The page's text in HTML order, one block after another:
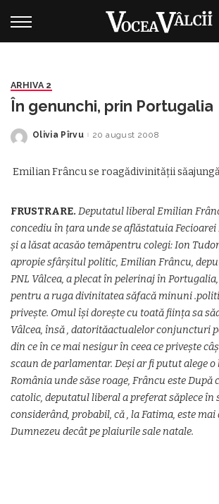
ARHIVA 2
În genunchi, prin Portugalia
Posted
Olivia Pîrvu 20 august 2008
Emilian Frâncu se roagădivinității
FRUSTRARE. Deputatul liberal Emilian
concediu în țara unde se aflăstatuia Fecioarei
și a lăsat acasăo temăpentru colegi: Ion
apropie sfârșitul politic, Emilian Frâncu,
PNL Vâlcea, a plecat în pelerinaj în
pentru a ruga divinitatea săfacă minuni
privește. Omul își dorește cu toată ființa sa
Vâlcea, însă , datorităactualelor conjuncturi
din ce în ce mai nesigur în ceea ce privește
scaun de parlamentar. Deși ar fi putut alege o
România unde săse roage, Frâncu este După
catolic, deputatul liberal a preferat săplece în
considerând, probabil, că , la Fatima, este mai
Dumnezeu decât pe plaiurile sale natale.